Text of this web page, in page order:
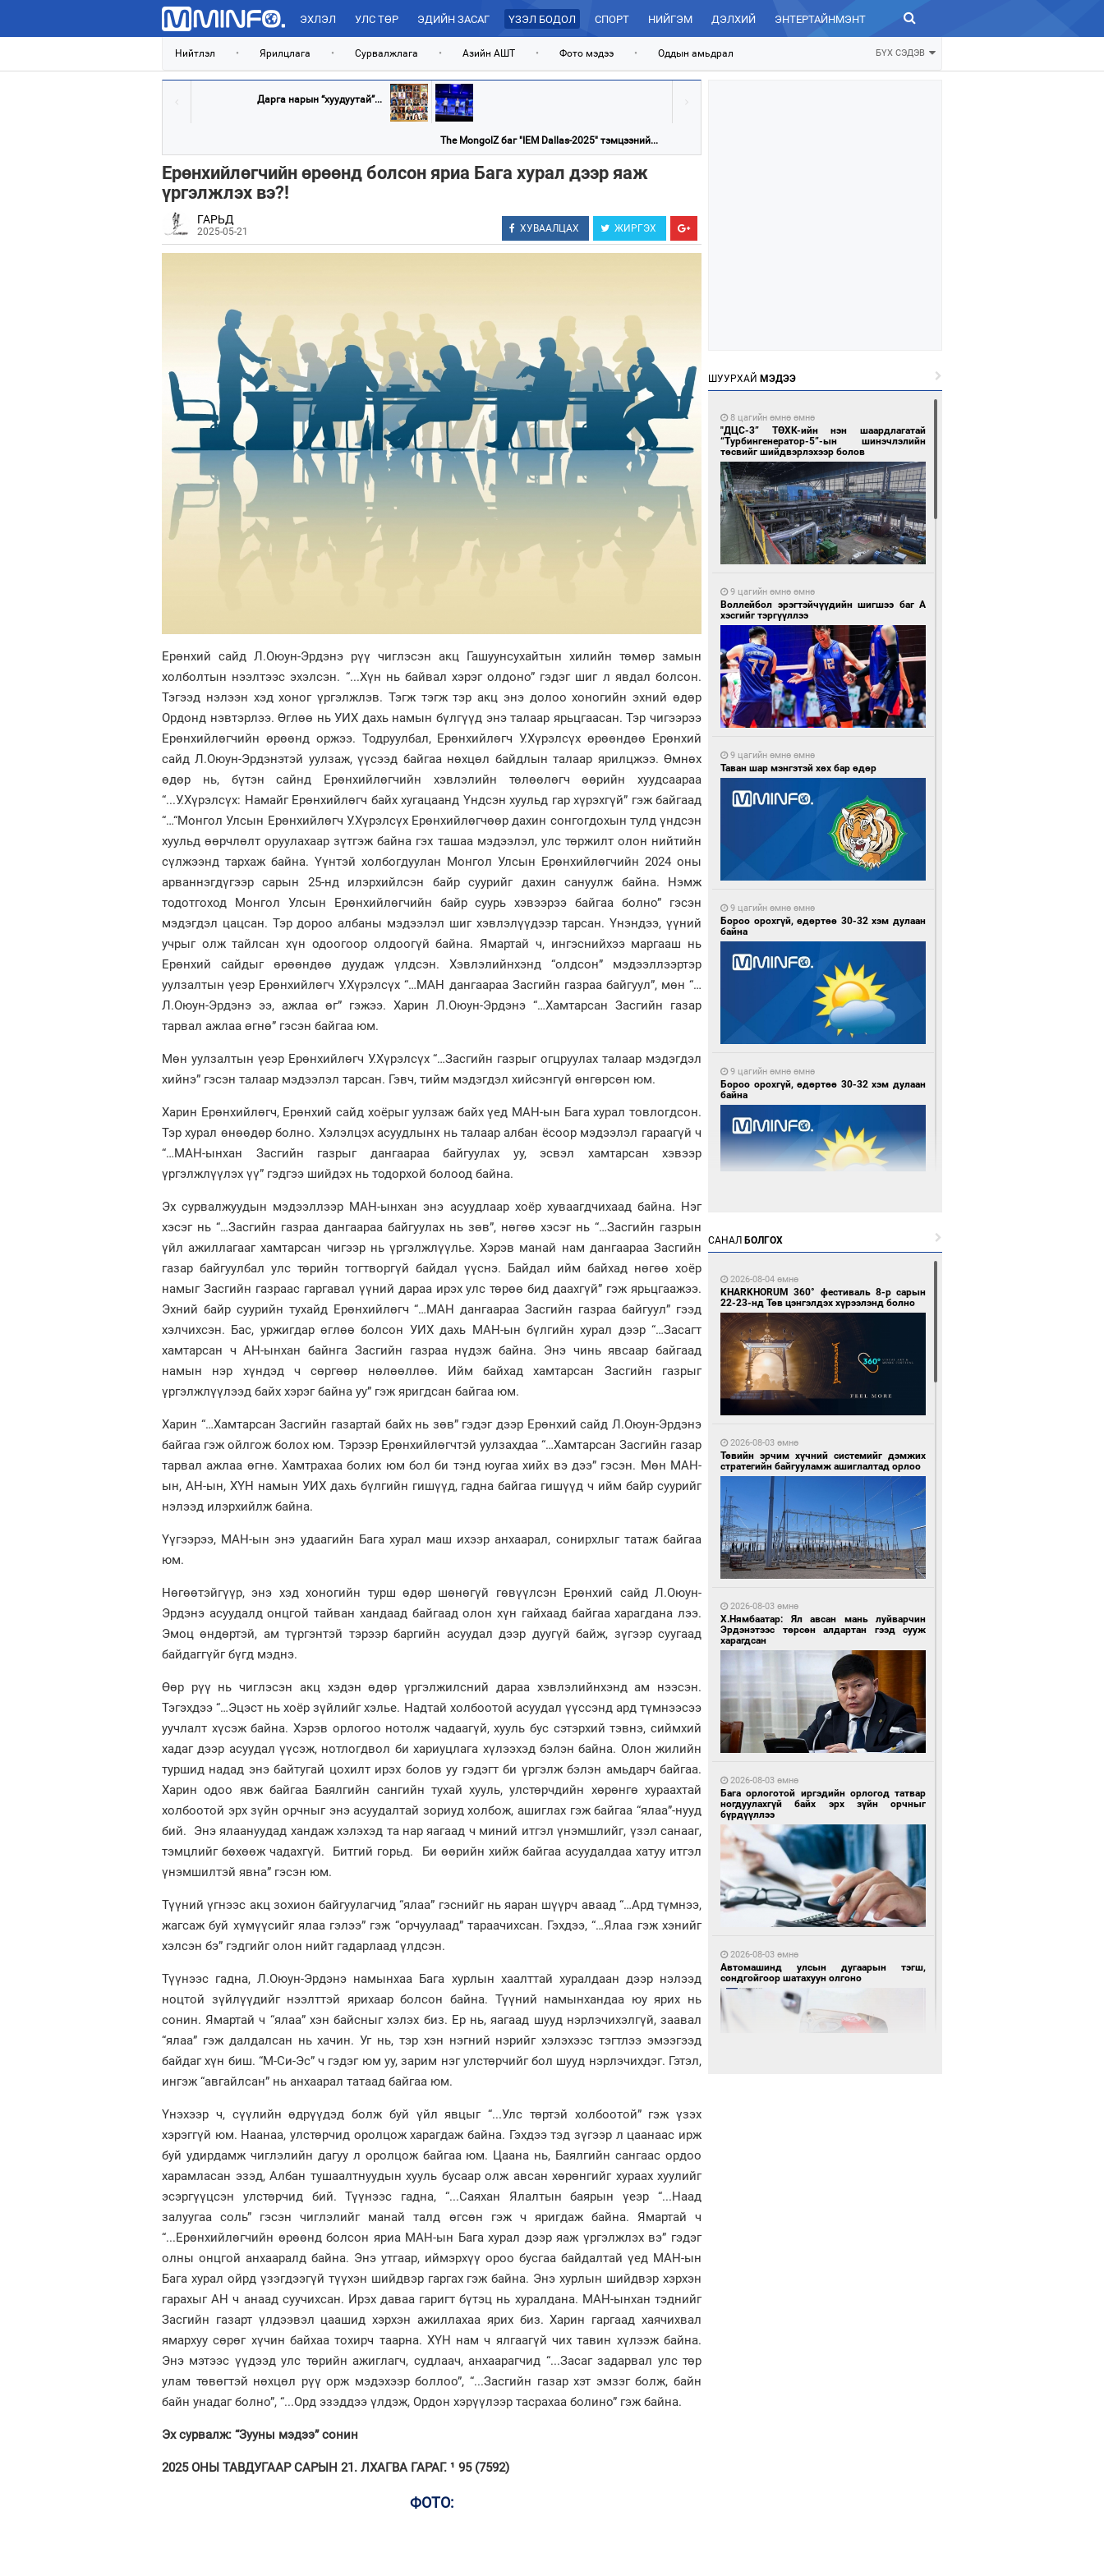
ЭХЛЭЛ УЛС ТӨР ЭДИЙН ЗАСАГ ҮЗЭЛ БОДОЛ СПОРТ НИЙГЭМ ДЭЛХИЙ ЭНТЕРТАЙНМЭНТ ЗУРХАЙ
Нийтлэл • Ярилцлага • Сурвалжлага • Азийн АШТ • Фото мэдээ • Оддын амьдрал БҮХ СЭДЭВ
Дарга нарын “хуудуутай”...
The MongolZ баг "IEM Dallas-2025" тэмцээний...
Ерөнхийлөгчийн өрөөнд болсон яриа Бага хурал дээр яаж
үргэлжлэх вэ?!
ГАРЬД
2025-05-21 ХУВААЛЦАХ ЖИРГЭХ
Ерөнхий сайд Л.Оюун-Эрдэнэ рүү чиглэсэн акц Гашуунсухайтын хилийн төмөр замын
холболтын нээлтээс эхэлсэн. “...Хүн нь байвал хэрэг олдоно” гэдэг шиг л явдал болсон.
Тэгээд нэлээн хэд хоног үргэлжлэв. Тэгж тэгж тэр акц энэ долоо хоногийн эхний өдөр
Ордонд нэвтэрлээ. Өглөө нь УИХ дахь намын бүлгүүд энэ талаар ярьцгаасан. Тэр чигээрээ
Ерөнхийлөгчийн өрөөнд оржээ. Тодруулбал, Ерөнхийлөгч У.Хүрэлсүх өрөөндөө Ерөнхий
сайд Л.Оюун-Эрдэнэтэй уулзаж, үүсээд байгаа нөхцөл байдлын талаар ярилцжээ. Өмнөх
өдөр нь, бүтэн сайнд Ерөнхийлөгчийн хэвлэлийн төлөөлөгч өөрийн хуудсаараа
“...У.Хүрэлсүх: Намайг Ерөнхийлөгч байх хугацаанд Үндсэн хуульд гар хүрэхгүй” гэж байгаад
“…“Монгол Улсын Ерөнхийлөгч У.Хүрэлсүх Ерөнхийлөгчөөр дахин сонгогдохын тулд үндсэн
хуульд өөрчлөлт оруулахаар зүтгэж байна гэх ташаа мэдээлэл, улс төржилт олон нийтийн
сүлжээнд тархаж байна. Үүнтэй холбогдуулан Монгол Улсын Ерөнхийлөгчийн 2024 оны
арваннэгдүгээр сарын 25-нд илэрхийлсэн байр суурийг дахин сануулж байна. Нэмж
тодотгоход Монгол Улсын Ерөнхийлөгчийн байр суурь хэвээрээ байгаа болно” гэсэн
мэдэгдэл цацсан. Тэр дороо албаны мэдээлэл шиг хэвлэлүүдээр тарсан. Үнэндээ, үүний
учрыг олж тайлсан хүн одоогоор олдоогүй байна. Ямартай ч, ингэснийхээ маргааш нь
Ерөнхий сайдыг өрөөндөө дуудаж үлдсэн. Хэвлэлийнхэнд “олдсон” мэдээллээртэр
уулзалтын үеэр Ерөнхийлөгч У.Хүрэлсүх “…МАН дангаараа Засгийн газраа байгуул”, мөн “…
Л.Оюун-Эрдэнэ ээ, ажлаа өг” гэжээ. Харин Л.Оюун-Эрдэнэ “…Хамтарсан Засгийн газар
тарвал ажлаа өгнө” гэсэн байгаа юм.
Мөн уулзалтын үеэр Ерөнхийлөгч У.Хүрэлсүх “…Засгийн газрыг огцруулах талаар мэдэгдэл
хийнэ” гэсэн талаар мэдээлэл тарсан. Гэвч, тийм мэдэгдэл хийсэнгүй өнгөрсөн юм.
Харин Ерөнхийлөгч, Ерөнхий сайд хоёрыг уулзаж байх үед МАН-ын Бага хурал товлогдсон.
Тэр хурал өнөөдөр болно. Хэлэлцэх асуудлынх нь талаар албан ёсоор мэдээлэл гараагүй ч
“…МАН-ынхан Засгийн газрыг дангаараа байгуулах уу, эсвэл хамтарсан хэвээр
үргэлжлүүлэх үү” гэдгээ шийдэх нь тодорхой болоод байна.
Эх сурвалжуудын мэдээллээр МАН-ынхан энэ асуудлаар хоёр хуваагдчихаад байна. Нэг
хэсэг нь “…Засгийн газраа дангаараа байгуулах нь зөв”, нөгөө хэсэг нь “…Засгийн газрын
үйл ажиллагааг хамтарсан чигээр нь үргэлжлүүлье. Хэрэв манай нам дангаараа Засгийн
газар байгуулбал улс төрийн тогтворгүй байдал үүснэ. Байдал ийм байхад нөгөө хоёр
намыг Засгийн газраас гаргавал үүний дараа ирэх улс төрөө бид даахгүй” гэж ярьцгаажээ.
Эхний байр суурийн тухайд Ерөнхийлөгч “…МАН дангаараа Засгийн газраа байгуул” гээд
хэлчихсэн. Бас, уржигдар өглөө болсон УИХ дахь МАН-ын бүлгийн хурал дээр “…Засагт
хамтарсан ч АН-ынхан байнга Засгийн газраа нүдэж байна. Энэ чинь явсаар байгаад
намын нэр хүндэд ч сөргөөр нөлөөллөө. Ийм байхад хамтарсан Засгийн газрыг
үргэлжлүүлээд байх хэрэг байна уу” гэж яригдсан байгаа юм.
Харин “…Хамтарсан Засгийн газартай байх нь зөв” гэдэг дээр Ерөнхий сайд Л.Оюун-Эрдэнэ
байгаа гэж ойлгож болох юм. Тэрээр Ерөнхийлөгчтэй уулзахдаа “…Хамтарсан Засгийн газар
тарвал ажлаа өгнө. Хамтрахаа болих юм бол би тэнд юугаа хийх вэ дээ” гэсэн. Мөн МАН-
ын, АН-ын, ХҮН намын УИХ дахь бүлгийн гишүүд, гадна байгаа гишүүд ч ийм байр суурийг
нэлээд илэрхийлж байна.
Үүгээрээ, МАН-ын энэ удаагийн Бага хурал маш ихээр анхаарал, сонирхлыг татаж байгаа
юм.
Нөгөөтэйгүүр, энэ хэд хоногийн турш өдөр шөнөгүй гөвүүлсэн Ерөнхий сайд Л.Оюун-
Эрдэнэ асуудалд онцгой тайван хандаад байгаад олон хүн гайхаад байгаа харагдана лээ.
Эмоц өндөртэй, ам түргэнтэй тэрээр баргийн асуудал дээр дуугүй байж, зүгээр суугаад
байдаггүйг бүгд мэднэ.
Өөр рүү нь чиглэсэн акц хэдэн өдөр үргэлжилсний дараа хэвлэлийнхэнд ам нээсэн.
Тэгэхдээ “…Эцэст нь хоёр зүйлийг хэлье. Надтай холбоотой асуудал үүссэнд ард түмнээсээ
уучлалт хүсэж байна. Хэрэв орлогоо нотолж чадаагүй, хууль бус сэтэрхий тэвнэ, сиймхий
хадаг дээр асуудал үүсэж, нотлогдвол би хариуцлага хүлээхэд бэлэн байна. Олон жилийн
туршид надад энэ байтугай цохилт ирэх болов уу гэдэгт би үргэлж бэлэн амьдарч байгаа.
Харин одоо явж байгаа Баялгийн сангийн тухай хууль, улстөрчдийн хөрөнгө хураахтай
холбоотой эрх зүйн орчныг энэ асуудалтай зориуд холбож, ашиглах гэж байгаа “ялаа”-нууд
бий. Энэ ялаануудад хандаж хэлэхэд та нар яагаад ч миний итгэл үнэмшлийг, үзэл санааг,
тэмцлийг бөхөөж чадахгүй. Битгий горьд. Би өөрийн хийж байгаа асуудалдаа хатуу итгэл
үнэмшилтэй явна” гэсэн юм.
Түүний үгнээс акц зохион байгуулагчид “ялаа” гэснийг нь яаран шүүрч аваад “…Ард түмнээ,
жагсаж буй хүмүүсийг ялаа гэлээ” гэж “орчуулаад” тараачихсан. Гэхдээ, “…Ялаа гэж хэнийг
хэлсэн бэ” гэдгийг олон нийт гадарлаад үлдсэн.
Түүнээс гадна, Л.Оюун-Эрдэнэ намынхаа Бага хурлын хаалттай хуралдаан дээр нэлээд
ноцтой зүйлүүдийг нээлттэй ярихаар болсон байна. Түүний намынхандаа юу ярих нь
сонин. Ямартай ч “ялаа” хэн байсныг хэлэх биз. Ер нь, яагаад шууд нэрлэчихэлгүй, заавал
“ялаа” гэж далдалсан нь хачин. Уг нь, тэр хэн нэгний нэрийг хэлэхээс тэгтлээ эмээгээд
байдаг хүн биш. “М-Си-Эс” ч гэдэг юм уу, зарим нэг улстөрчийг бол шууд нэрлэчихдэг. Гэтэл,
ингэж “авгайлсан” нь анхаарал татаад байгаа юм.
Үнэхээр ч, сүүлийн өдрүүдэд болж буй үйл явцыг “...Улс төртэй холбоотой” гэж үзэх
хэрэггүй юм. Наанаа, улстөрчид оролцож харагдаж байна. Гэхдээ тэд зүгээр л цаанаас ирж
буй удирдамж чиглэлийн дагуу л оролцож байгаа юм. Цаана нь, Баялгийн сангаас ордоо
харамласан эзэд, Албан тушаалтнуудын хууль бусаар олж авсан хөрөнгийг хураах хуулийг
эсэргүүцсэн улстөрчид бий. Түүнээс гадна, “...Саяхан Ялалтын баярын үеэр “...Наад
залуугаа соль” гэсэн чиглэлийг манай талд өгсөн гэж ч яригдаж байна. Ямартай ч
“...Ерөнхийлөгчийн өрөөнд болсон яриа МАН-ын Бага хурал дээр яаж үргэлжлэх вэ” гэдэг
олны онцгой анхааралд байна. Энэ утгаар, иймэрхүү ороо бусгаа байдалтай үед МАН-ын
Бага хурал ойрд үзэгдээгүй түүхэн шийдвэр гаргах гэж байна. Энэ хурлын шийдвэр хэрхэн
гарахыг АН ч анаад суучихсан. Ирэх даваа гаригт бүтэц нь хуралдана. МАН-ынхан тэднийг
Засгийн газарт үлдээвэл цаашид хэрхэн ажиллахаа ярих биз. Харин гаргаад хаячихвал
ямархуу сөрөг хүчин байхаа тохирч таарна. ХҮН нам ч ялгаагүй чих тавин хүлээж байна.
Энэ мэтээс үүдээд улс төрийн ажиглагч, судлаач, анхаарагчид “...Засаг задарвал улс төр
улам төвөгтэй нөхцөл рүү орж мэдэхээр боллоо”, “...Засгийн газар хэт эмзэг болж, байн
байн унадаг болно”, “...Орд эзэддээ үлдэж, Ордон хэрүүлээр тасрахаа болино” гэж байна.
Эх сурвалж: “Зууны мэдээ” сонин
2025 ОНЫ ТАВДУГААР САРЫН 21. ЛХАГВА ГАРАГ. ¹ 95 (7592)
ФОТО:
ШУУРХАЙ МЭДЭЭ
8 цагийн өмнө өмнө
"ДЦС-3” ТӨХК-ийн нэн шаардлагатай
“Турбингенератор-5”-ын шинэчлэлийн
төсвийг шийдвэрлэхээр болов
9 цагийн өмнө өмнө
Воллейбол эрэгтэйчүүдийн шигшээ баг А
хэсгийг тэргүүллээ
9 цагийн өмнө өмнө
Таван шар мэнгэтэй хөх бар өдөр
9 цагийн өмнө өмнө
Бороо орохгүй, өдөртөө 30-32 хэм дулаан
байна
9 цагийн өмнө өмнө
Бороо орохгүй, өдөртөө 30-32 хэм дулаан
байна
1 өдрийн өмнө өмнө
1 өдрийн өмнө өмнө
1 өдрийн өмнө өмнө
Ирландын алдарт Boyzone хамтлагийн
1 өдрийн өмнө өмнө
Нарны эрчим хүчээр гэрэлтдэг үйлдвэр
1 өдрийн өмнө өмнө
Монгол Улсын волейболын шигшээ баг
өнөөдөр Хятадын эсрэг тоглоно
САНАЛ БОЛГОХ
2026-08-04 өмнө
KHARKHORUM 360° фестиваль 8-р сарын
22-23-нд Төв цэнгэлдэх хүрээлэнд болно
2026-08-03 өмнө
Төвийн эрчим хүчний системийг дэмжих
стратегийн байгууламж ашиглалтад орлоо
2026-08-03 өмнө
Х.Нямбаатар: Ял авсан мань луйварчин
Эрдэнэтээс төрсөн алдартан гээд сууж
харагдсан
2026-08-03 өмнө
Бага орлоготой иргэдийн орлогод татвар
ногдуулахгүй байх эрх зүйн орчныг
бүрдүүллээ
2026-08-03 өмнө
Автомашинд улсын дугаарын тэгш,
сондгойгоор шатахуун олгоно